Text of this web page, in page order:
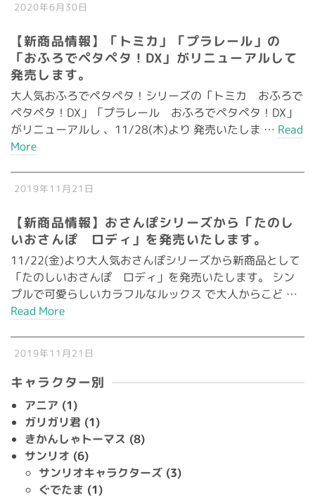
2020年6月30日
【新商品情報】「トミカ」「プラレール」の
「おふろでペタペタ！DX」がリニューアルして
発売します。
大人気おふろでペタペタ！シリーズの「トミカ おふろで
ペタペタ！DX」「プラレール おふろでペタペタ！DX」
がリニューアルし 、11/28(木)より 発売いたしま … Read
More
2019年11月21日
【新商品情報】おさんぽシリーズから「たのし
いおさんぽ ロディ」を発売いたします。
11/22(金)より大人気おさんぽシリーズから新商品として
「たのしいおさんぽ ロディ」を発売いたします。 シン
プルで可愛らしいカラフルなルックス で大人からこど …
Read More
2019年11月21日
キャラクター別
アニア (1)
ガリガリ君 (1)
きかんしゃトーマス (8)
サンリオ (6)
サンリオキャラクターズ (3)
ぐでたま (1)